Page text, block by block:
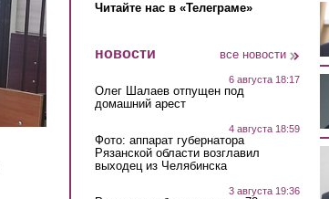
Читайте нас в «Телеграме»
новости все новости
6 августа 18:17
Олег Шалаев отпущен под
домашний арест
4 августа 18:59
Фото: аппарат губернатора
Рязанской области возглавил
выходец из Челябинска
3 августа 19:36